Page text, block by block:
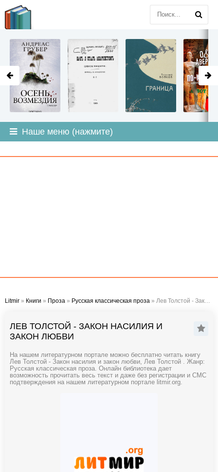
Наше меню (нажмите)
Litmir » Книги » Проза » Русская классическая проза » Лев Толстой - Закон насилия и закон любви
ЛЕВ ТОЛСТОЙ - ЗАКОН НАСИЛИЯ И
ЗАКОН ЛЮБВИ
На нашем литературном портале можно бесплатно читать книгу
Лев Толстой - Закон насилия и закон любви, Лев Толстой . Жанр:
Русская классическая проза. Онлайн библиотека дает
возможность прочитать весь текст и даже без регистрации и СМС
подтверждения на нашем литературном портале litmir.org.
LITMIR.ORG